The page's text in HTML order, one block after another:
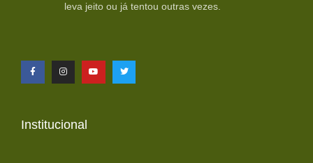
leva jeito ou já tentou outras vezes.
Institucional